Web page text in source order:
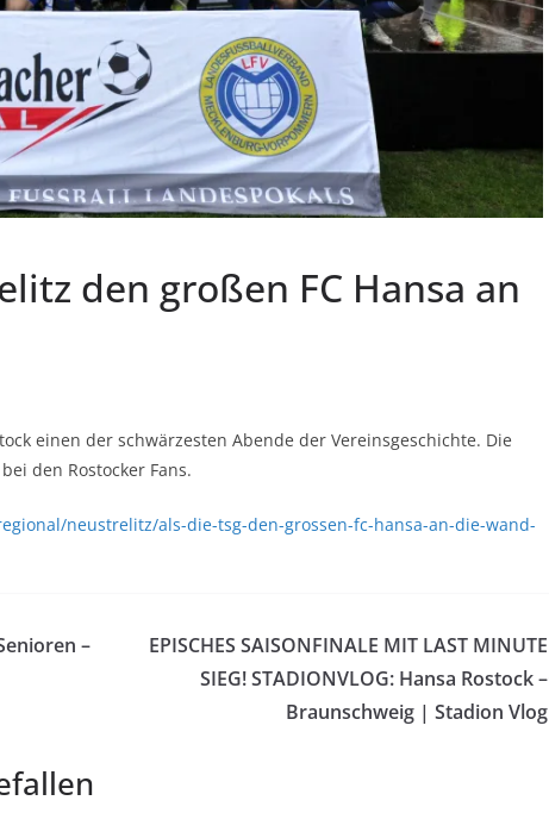
den großen FC Hansa an
einen der schwärzesten Abende der Vereinsgeschichte. Die
den Rostocker Fans.
neustrelitz/als-die-tsg-den-grossen-fc-hansa-an-die-wand-
–
EPISCHES SAISONFINALE MIT LAST MINUTE
SIEG! STADIONVLOG: Hansa Rostock –
Braunschweig | Stadion Vlog